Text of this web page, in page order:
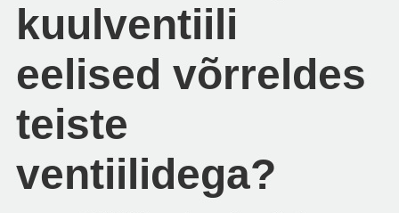
kuulventiili
eelised võrreldes
teiste
ventiilidega?